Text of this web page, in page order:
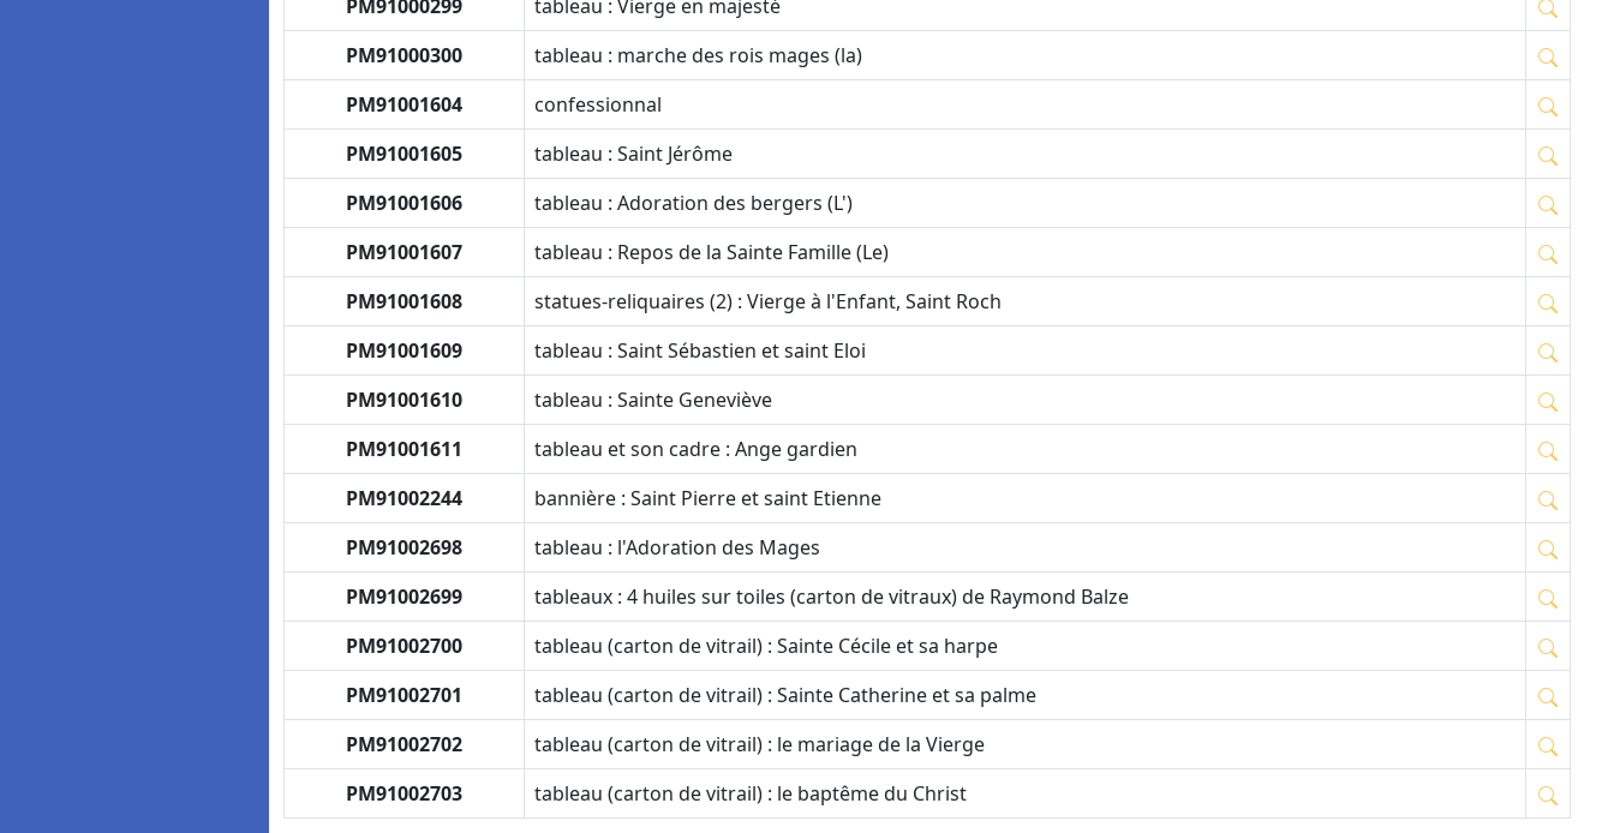
PM91000299
tableau : Vierge en majesté
PM91000300
tableau : marche des rois mages (la)
PM91001604
confessionnal
PM91001605
tableau : Saint Jérôme
PM91001606
tableau : Adoration des bergers (L')
PM91001607
tableau : Repos de la Sainte Famille (Le)
PM91001608
statues-reliquaires (2) : Vierge à l'Enfant, Saint Roch
PM91001609
tableau : Saint Sébastien et saint Eloi
PM91001610
tableau : Sainte Geneviève
PM91001611
tableau et son cadre : Ange gardien
PM91002244
bannière : Saint Pierre et saint Etienne
PM91002698
tableau : l'Adoration des Mages
PM91002699
tableaux : 4 huiles sur toiles (carton de vitraux) de Raymond Balze
PM91002700
tableau (carton de vitrail) : Sainte Cécile et sa harpe
PM91002701
tableau (carton de vitrail) : Sainte Catherine et sa palme
PM91002702
tableau (carton de vitrail) : le mariage de la Vierge
PM91002703
tableau (carton de vitrail) : le baptême du Christ